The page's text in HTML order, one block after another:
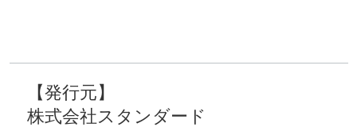
【発行元】
株式会社スタンダード